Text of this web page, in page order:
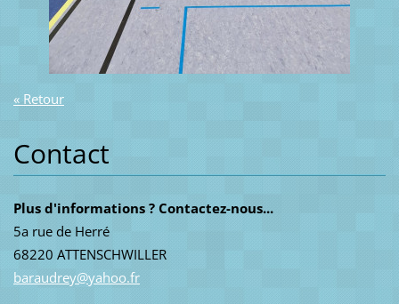
« Retour
Contact
Plus d'informations ? Contactez-nous...
5a rue de Herré
68220 ATTENSCHWILLER
baraudrey@yahoo.fr